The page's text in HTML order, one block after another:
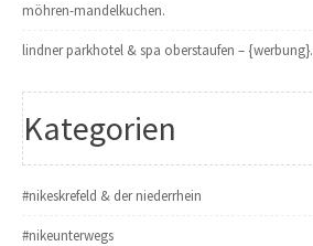
möhren-mandelkuchen.
lindner parkhotel & spa oberstaufen – {werbung}.
Kategorien
#nikeskrefeld & der niederrhein
#nikeunterwegs